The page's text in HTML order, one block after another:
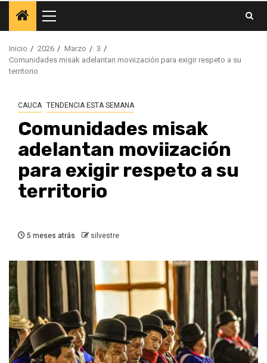
Menú
principal
Inicio 2026 Marzo
3
Comunidades misak adelantan moviización para exigir respeto a su
territorio
CAUCA TENDENCIA ESTA SEMANA
Comunidades misak
adelantan moviización
para exigir respeto a su
territorio
5 meses atrás silvestre